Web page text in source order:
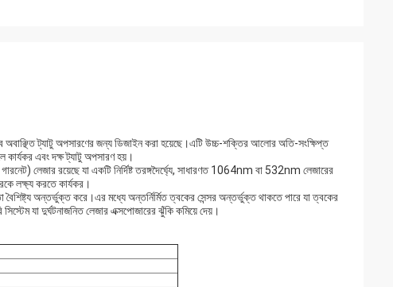
অবাঞ্ছিত ট্যাটু অপসারণের জন্য ডিজাইন করা হয়েছে।এটি উচ্চ-শক্তির আলোর অতি-সংক্ষিপ্ত
কার্যকর এবং দক্ষ ট্যাটু অপসারণ হয়।
লেজার রয়েছে যা একটি নির্দিষ্ট তরঙ্গদৈর্ঘ্যে, সাধারণত 1064nm বা 532nm লেজারের
লক্ষ্য করতে কার্যকর।
বৈশিষ্ট্য অন্তর্ভুক্ত করে।এর মধ্যে অন্তর্নির্মিত ত্বকের সেন্সর অন্তর্ভুক্ত থাকতে পারে যা ত্বকের
যা দুর্ঘটনাজনিত লেজার এক্সপোজারের ঝুঁকি কমিয়ে দেয়।